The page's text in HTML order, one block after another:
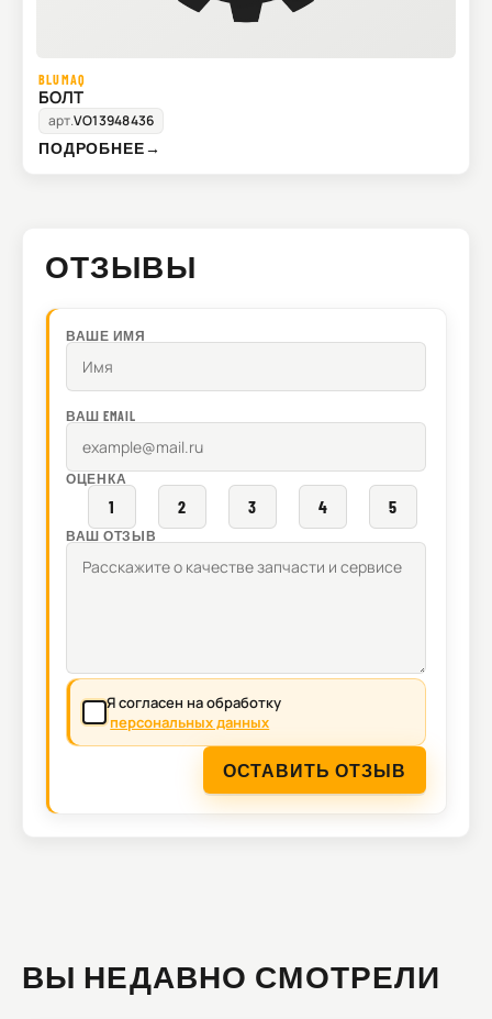
BLUMAQ
БОЛТ
арт.VO13948436
ПОДРОБНЕЕ→
ОТЗЫВЫ
ВАШЕ ИМЯ
ВАШ EMAIL
ОЦЕНКА
1 2 3 4 5
ВАШ ОТЗЫВ
Я согласен на обработку
персональных данных
ОСТАВИТЬ ОТЗЫВ
ВЫ НЕДАВНО СМОТРЕЛИ